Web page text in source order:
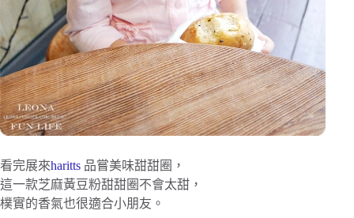
看完展來haritts 品嘗美味甜甜圈，
這一款芝麻黃豆粉甜甜圈不會太甜，
樸實的香氣也很適合小朋友。